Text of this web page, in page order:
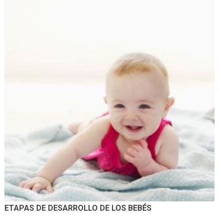
ETAPAS DE DESARROLLO DE LOS BEBÉS